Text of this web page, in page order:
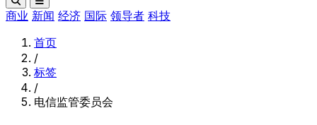
商业 新闻 经济 国际 领导者 科技
首页
/
标签
/
电信监管委员会